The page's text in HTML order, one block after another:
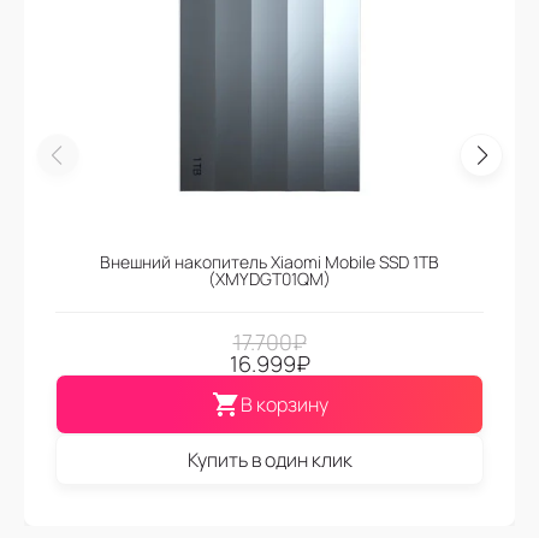
Внешний накопитель Xiaomi Mobile SSD 1TB
(XMYDGT01QM)
17.700₽
16.999₽
В корзину
Купить в один клик